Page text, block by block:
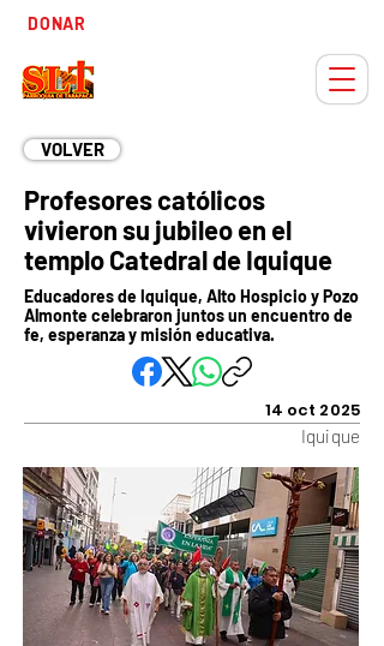
DONAR
VOLVER
Profesores católicos
vivieron su jubileo en el
templo Catedral de Iquique
Educadores de Iquique, Alto Hospicio y Pozo
Almonte celebraron juntos un encuentro de
fe, esperanza y misión educativa.
14 oct 2025
Iquique